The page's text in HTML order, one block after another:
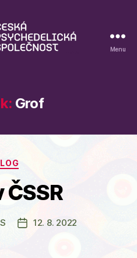
společnosti
Menu
Grof
Rubriky
ČSSR
Datum
12. 8. 2022